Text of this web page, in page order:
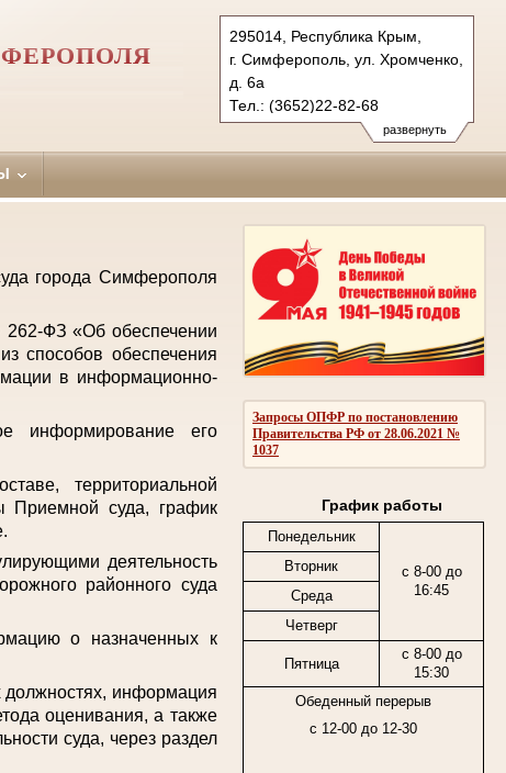
развернуть
295014, Республика Крым,
г. Симферополь, ул. Хромченко,
д. 6а
Тел.: (3652)22-82-68
zheleznodorozhniy.krm@sudrf.ru
Запросы ОПФР по постановлению
Правительства РФ от 28.06.2021 №
1037
График работы
Понедельник
с 8-00 до
16:45
Вторник
Среда
Четверг
Пятница
с 8-00 до
15:30
Обеденный перерыв
с 12-00 до 12-30
города Симферополя
262-ФЗ «Об обеспечении
способов обеспечения
в информационно-
информирование его
территориальной
Приемной суда, график
деятельность
районного суда
о назначенных к
информация
оценивания, а также
суда, через раздел